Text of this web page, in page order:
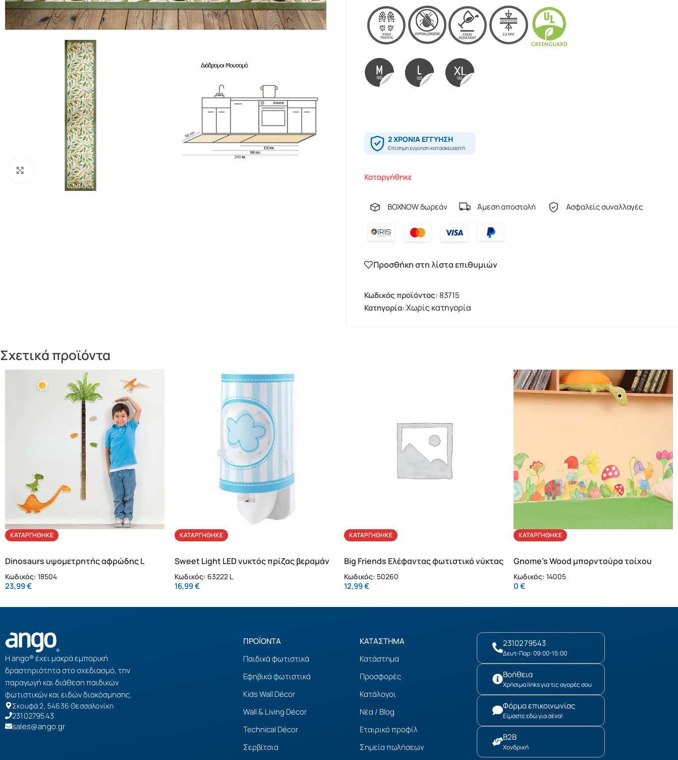
Πατήστε για μεγέθυνση
Καταργήθηκε
BOXNOW δωρεάν Άμεση αποστολή Ασφαλείς συναλλαγές
Προσθήκη στη λίστα επιθυμιών
Κωδικός προϊόντος: 83715
Κατηγορία:Χωρίς κατηγορία
Σχετικά προϊόντα
ΚΑΤΑΡΓΉΘΗΚΕ
Dinosaurs υψομετρητής αφρώδης L
Κωδικός: 18504
23,99€
ΚΑΤΑΡΓΉΘΗΚΕ
Sweet Light LED νυκτός πρίζας βεραμάν
Κωδικός: 63222 L
16,99€
ΚΑΤΑΡΓΉΘΗΚΕ
Big Friends Ελέφαντας φωτιστικό νύκτας
Κωδικός: 50260
12,99€
ΚΑΤΑΡΓΉΘΗΚΕ
Gnome’s Wood μπορντούρα τοίχου
Κωδικός: 14005
0€
Η ango® έχει μακρά εμπορική
δραστηριότητα στο σχεδιασμό, την
παραγωγή και διάθεση παιδικών
φωτιστικών και ειδών διακόσμησης.
Σκουφά 2, 54636 Θεσσαλονίκη
2310279543
sales@ango.gr
ΠΡΟΪΟΝΤΑ
Παιδικά φωτιστικά
Εφηβικά φωτιστικά
Kids Wall Décor
Wall & Living Décor
Technical Décor
Σερβίτσια
ΚΑΤΑΣΤΗΜΑ
Κατάστημα
Προσφορές
Κατάλογοι
Νέα / Blog
Εταιρικό προφίλ
Σημεία πωλήσεων
2310279543
Δευτ-Παρ: 09:00-15:00
Βοήθεια
Χρήσιμα links για τις αγορές σου
Φόρμα επικοινωνίας
Είμαστε εδώ για σένα!
B2B
Χονδρική